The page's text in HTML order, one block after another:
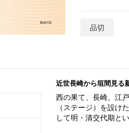
品切
近世長崎から垣間見る
西の果て、長崎。江
（ステージ）を設け
して明・清交代期と